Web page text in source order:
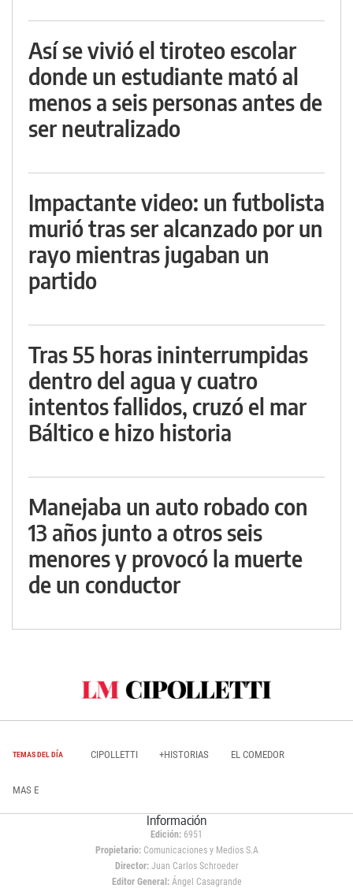
Así se vivió el tiroteo escolar
donde un estudiante mató al
menos a seis personas antes de
ser neutralizado
Impactante video: un futbolista
murió tras ser alcanzado por un
rayo mientras jugaban un
partido
Tras 55 horas ininterrumpidas
dentro del agua y cuatro
intentos fallidos, cruzó el mar
Báltico e hizo historia
Manejaba un auto robado con
13 años junto a otros seis
menores y provocó la muerte
de un conductor
TEMAS DEL DÍA CIPOLLETTI +HISTORIAS EL COMEDOR
MAS E
Información
Edición: 6951
Propietario:Comunicaciones y Medios S.A
Director: Juan Carlos Schroeder
Editor General:Ángel Casagrande